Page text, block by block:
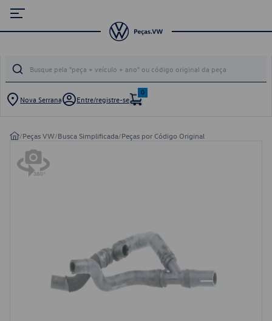
Nova Serrana Entre/registre-se
0
/Peças VW/Busca Simplificada/Peças por Código Original